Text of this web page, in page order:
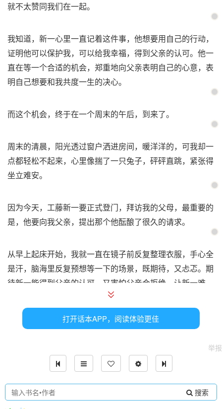
就不太赞同我们在一起。
我知道，新一心里一直记着这件事，他想要用自己的行动，
证明他可以保护我，可以给我幸福，得到父亲的认可。他一
直在等一个合适的机会，郑重地向父亲表明自己的心意，表
明自己想要和我共度一生的决心。
而这个机会，终于在一个周末的午后，到来了。
周末的清晨，阳光透过窗户洒进房间，暖洋洋的，可我却一
点都轻松不起来，心里像揣了一只兔子，砰砰直跳，紧张得
坐立难安。
因为今天，工藤新一要正式登门，拜访我的父母，最重要的
是，他要向我父亲，提出那个他酝酿了很久的请求。
从早上起床开始，我就一直在镜子前反复整理衣服，手心全
是汗，脑海里反复预想等一下的场景，既期待，又忐忑。期
待新一能得到父亲的认可，又害怕父亲会拒绝，让新一难
“别紧张，有我在。”新一握住我的手，温柔地安慰我。他今
天穿了一身整齐的西装，没有穿平日里的校服，也没有穿休
闲装，正式又得体，头发梳理得整整齐齐，神情比平时办案
还要认真，眼底却带着一丝不易察觉的紧张。
他也是第一次做这样的事，第一次郑重地拜访女友的父母，
打开话本APP，阅读体验更佳
举报
搜索